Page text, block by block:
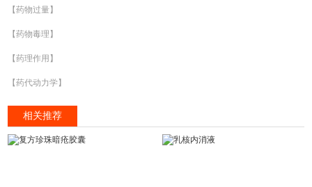
【药物过量】
【药物毒理】
【药理作用】
【药代动力学】
相关推荐